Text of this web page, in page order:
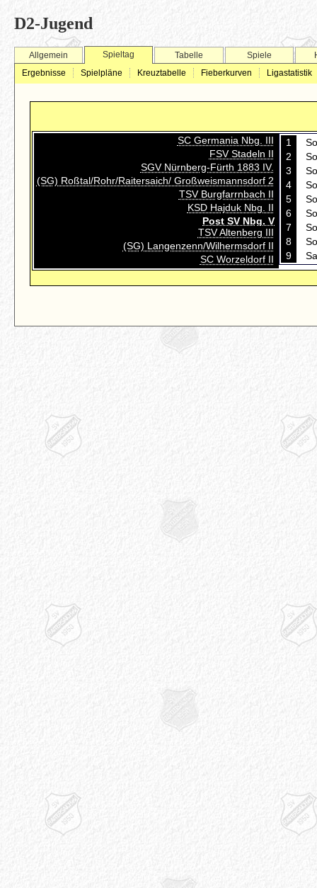
D2-Jugend
Allgemein
Spieltag
Ergebnisse
Spielpläne Kreuztabelle Fieberkurven Ligastatistik
Tabelle Spiele
SC Germania Nbg. III
FSV Stadeln II
SGV Nürnberg-Fürth 1883 IV.
(SG) Roßtal/Rohr/Raitersaich/ Großweismannsdorf 2
TSV Burgfarrnbach II
KSD Hajduk Nbg. II
Post SV Nbg. V
TSV Altenberg III
(SG) Langenzenn/Wilhermsdorf II
SC Worzeldorf II
1
2
3
4
5
6
7
8
9